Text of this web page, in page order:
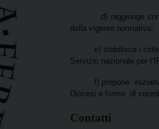
d) raggiunge
della vigente normativa;
e) stabilisce i
Servizio nazionale per
f) propone
Diocesi e forme
di
Contatti